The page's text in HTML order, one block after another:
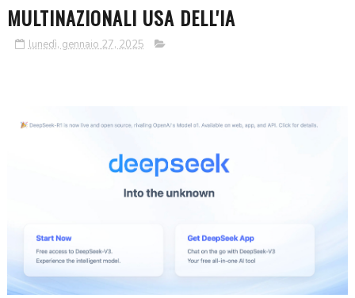
MULTINAZIONALI USA DELL'IA
lunedì, gennaio 27, 2025